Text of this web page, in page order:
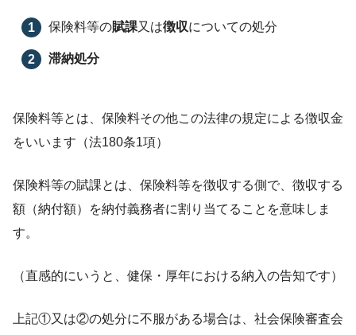
保険料等の賦課又は徴収についての処分
滞納処分
保険料等とは、保険料その他この法律の規定による徴収金
をいいます（法180条1項）
保険料等の賦課とは、保険料等を徴収する側で、徴収する
額（納付額）を納付義務者に割り当てることを意味しま
す。
（直感的にいうと、健保・厚年における納入の告知です）
上記①又は②の処分に不服がある場合は、社会保険審査会